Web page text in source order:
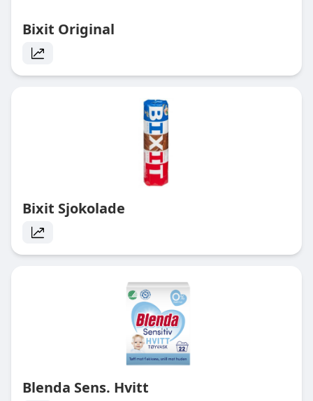
Bixit Original
Bixit Sjokolade
Blenda Sens. Hvitt